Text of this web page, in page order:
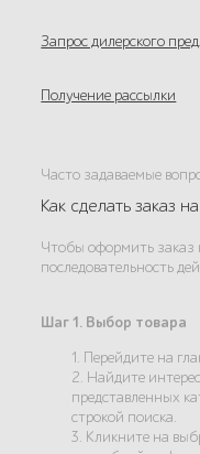
Запрос дилерского
Получение рассылки
Часто задаваемые
Как сделать заказ
Чтобы оформить
последовательность
Шаг 1. Выбор товара
1. Перейдите на
2. Найдите
представленных
строкой поиска.
3. Кликните на